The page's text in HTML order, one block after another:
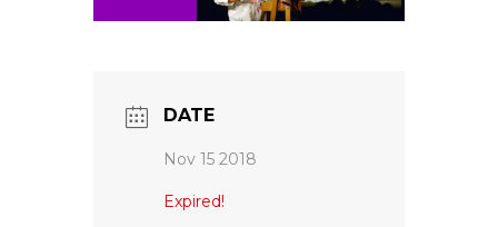
DATE
Nov 15 2018
Expired!